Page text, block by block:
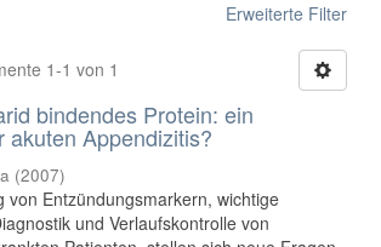
Erweiterte Filter
1-1 von 1
bindendes Protein: ein
akuten Appendizitis?
(2007)
von Entzündungsmarkern, wichtige
und Verlaufskontrolle von